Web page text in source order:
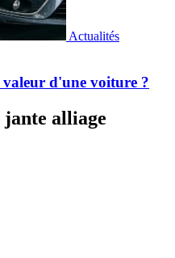
Actualités
d'une voiture ?
alliage